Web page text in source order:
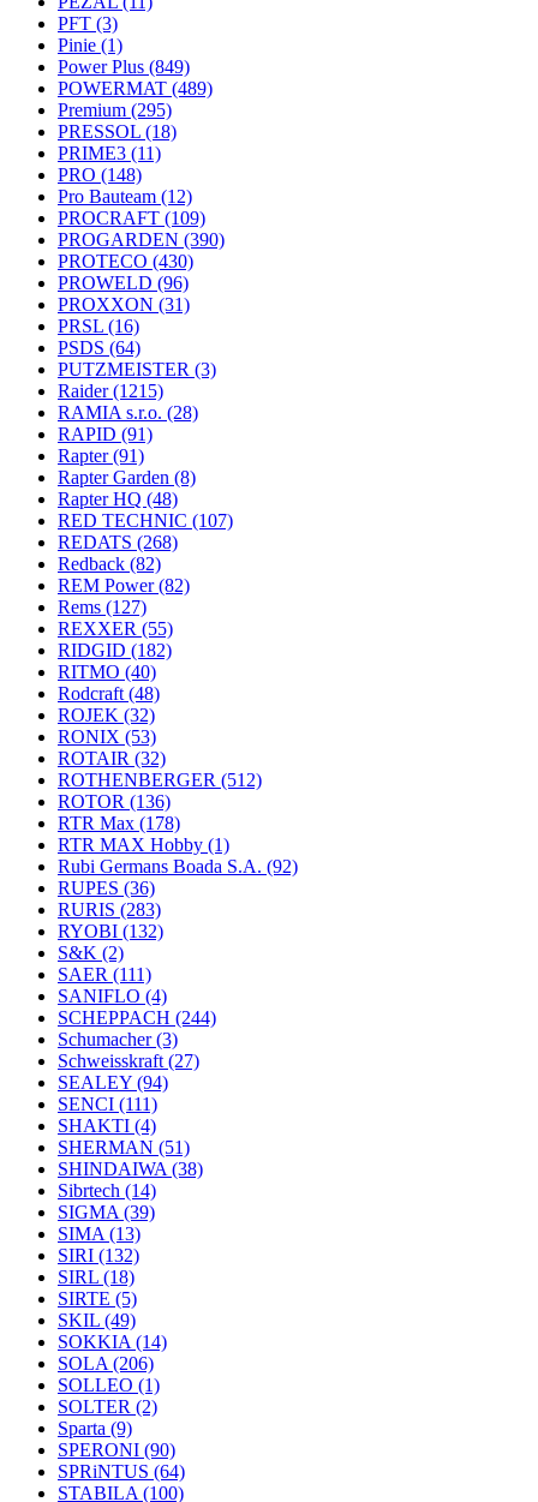
PFT (3)
Pinie (1)
Power Plus (849)
POWERMAT (489)
Premium (295)
PRESSOL (18)
PRIME3 (11)
PRO (148)
Pro Bauteam (12)
PROCRAFT (109)
PROGARDEN (390)
PROTECO (430)
PROWELD (96)
PROXXON (31)
PRSL (16)
PSDS (64)
PUTZMEISTER (3)
Raider(1215)
RAMIA s.r.o. (28)
RAPID (91)
Rapter(91)
Rapter Garden (8)
Rapter HQ (48)
RED TECHNIC (107)
REDATS (268)
Redback (82)
REM Power(82)
Rems (127)
REXXER (55)
RIDGID (182)
RITMO (40)
Rodcraft (48)
ROJEK (32)
RONIX (53)
ROTAIR (32)
ROTHENBERGER (512)
ROTOR (136)
RTR Max (178)
RTR MAX Hobby (1)
Rubi Germans Boada S.A. (92)
RUPES (36)
RURIS (283)
RYOBI (132)
S&K (2)
SAER (111)
SANIFLO (4)
SCHEPPACH (244)
Schumacher(3)
Schweisskraft (27)
SEALEY (94)
SENCI (111)
SHAKTI (4)
SHERMAN (51)
SHINDAIWA (38)
Sibrtech (14)
SIGMA (39)
SIMA (13)
SIRI (132)
SIRL (18)
SIRTE (5)
SKIL (49)
SOKKIA (14)
SOLA (206)
SOLLEO (1)
SOLTER (2)
Sparta (9)
SPERONI (90)
SPRiNTUS (64)
STABILA (100)